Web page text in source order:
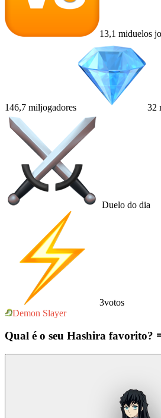
13,1 miduelos
146,7 miljogadores 32
Duelo do dia
3votos
Demon Slayer
Qual é o seu Hashira favorito?